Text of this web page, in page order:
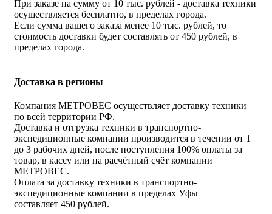
При заказе на сумму от 10 тыс. рублей - доставка техники
осуществляется бесплатно, в пределах города.
Если сумма вашего заказа менее 10 тыс. рублей, то
стоимость доставки будет составлять от 450 рублей, в
пределах города.
Доставка в регионы
Компания МЕТРОВЕС осуществляет доставку техники
по всей территории РФ.
Доставка и отгрузка техники в транспортно-
экспедиционные компании производится в течении от 1
до 3 рабочих дней, после поступления 100% оплаты за
товар, в кассу или на расчётный счёт компании
МЕТРОВЕС.
Оплата за доставку техники в транспортно-
экспедиционные компании в пределах Уфы
составляет 450 рублей.